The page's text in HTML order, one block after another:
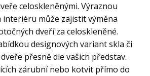
celoskleněnými. Výraznou
interiéru může zajistit výměna
dveří za celoskleněné.
designových variant skla či
přesně dle vašich představ.
zárubní nebo kotvit přímo do